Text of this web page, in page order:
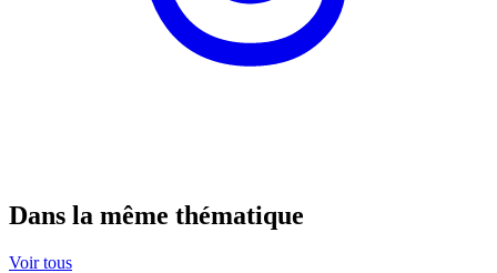
Dans la même thématique
Voir tous